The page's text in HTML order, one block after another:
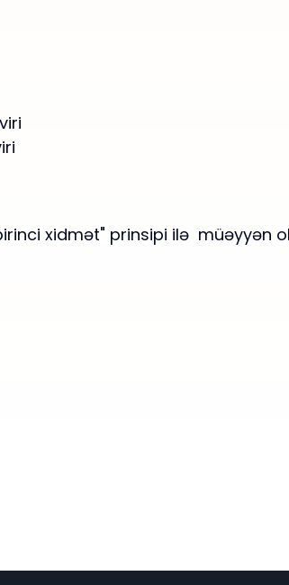
xidmət" prinsipi ilə müəyyən